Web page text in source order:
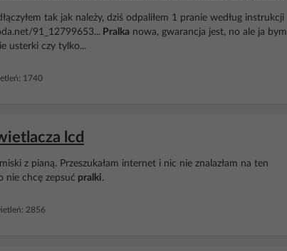
tak jak należy, dziś odpaliłem 1 pranie według instrukcji
91_12799653... Pralka nowa, gwarancja jest, no ale ja bym
usterki czy tylko...
1740
lcd
z pianą. Przeszukałam internet i nic nie znalazłam na ten
nie chcę zepsuć pralki.
2856